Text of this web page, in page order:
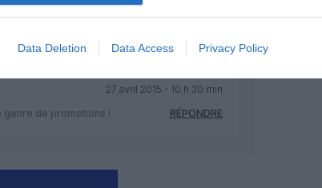
Data Deletion Data Access Privacy Policy
26 avril 2015 - 9 h 29 min
27 avril 2015 - 10 h 30 min
genre de promotions !
RÉPONDRE